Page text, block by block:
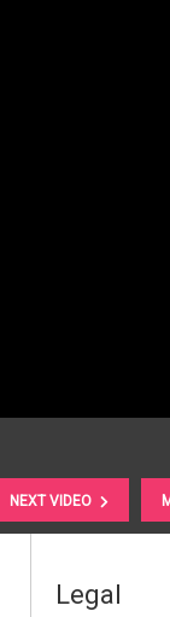
NEXT VIDEO
Legal